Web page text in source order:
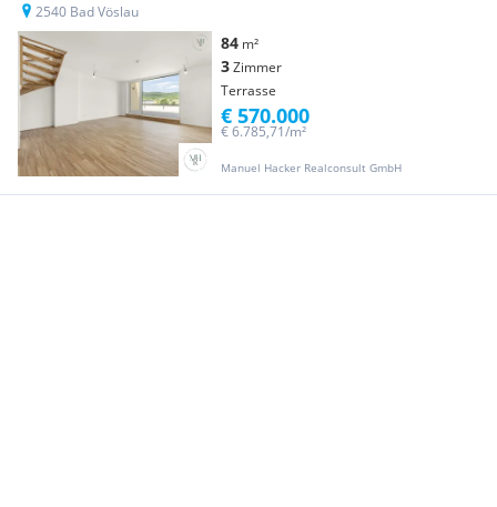
2540 Bad Vöslau
84 m²
3Zimmer
Terrasse
Manuel Hacker Realconsult GmbH
€ 6.785,71/m²
€ 570.000